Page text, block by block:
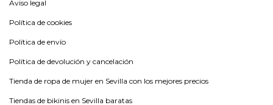
Aviso legal
Política de cookies
Política de envío
Política de devolución y cancelación
Tienda de ropa de mujer en Sevilla con los mejores precios
Tiendas de bikinis en Sevilla baratas